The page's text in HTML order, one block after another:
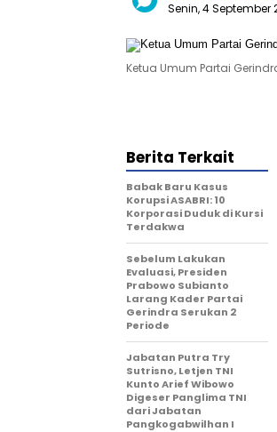
Senin, 4 September
Ketua Umum Partai
Berita Terkait
Babak Baru Kasus
Korupsi ASABRI: 10
Korporasi Duduk di Kursi
Terdakwa
Sebelum Lakukan
Evaluasi, Presiden
Prabowo Subianto
Larang Kader Partai
Gerindra Serukan 2
Periode
Jabatan Putra Try
Sutrisno, Letjen TNI
Kunto Arief Wibowo
Digeser Panglima TNI
dari Jabatan
Pangkogabwilhan I